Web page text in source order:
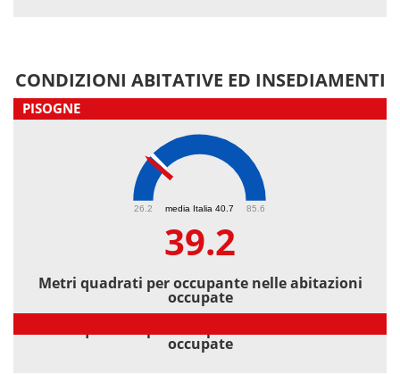
CONDIZIONI ABITATIVE ED INSEDIAMENTI
PISOGNE
media Italia 40.7
26.2 85.6
39.2
Metri quadrati per occupante nelle abitazioni
occupate
occupate